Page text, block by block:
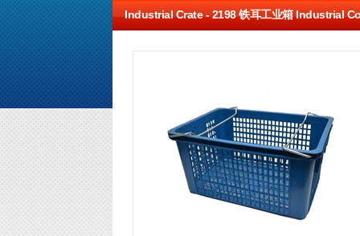
Industrial Crate -2198 铁耳工业箱 Industrial